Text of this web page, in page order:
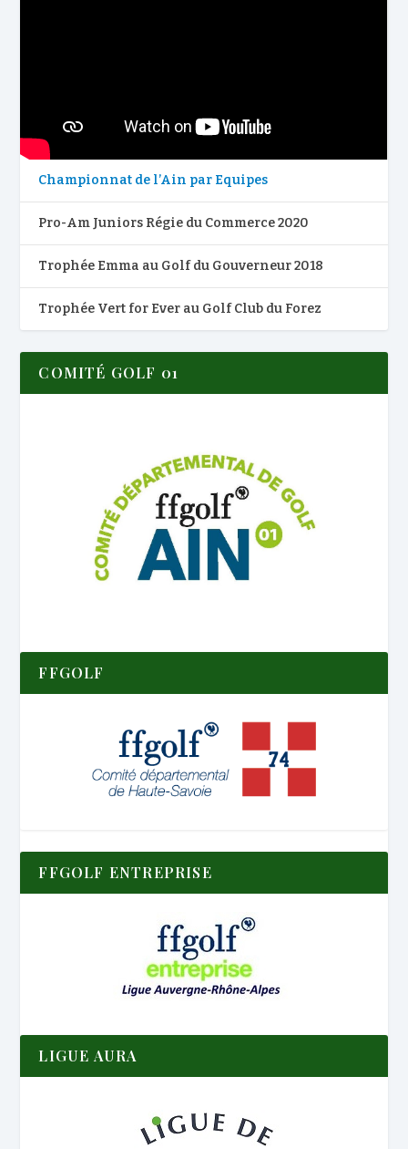
Championnat de l’Ain par Equipes
Pro-Am Juniors Régie du Commerce 2020
Trophée Emma au Golf du Gouverneur 2018
Trophée Vert for Ever au Golf Club du Forez
COMITÉ GOLF 01
FFGOLF
FFGOLF ENTREPRISE
LIGUE AURA